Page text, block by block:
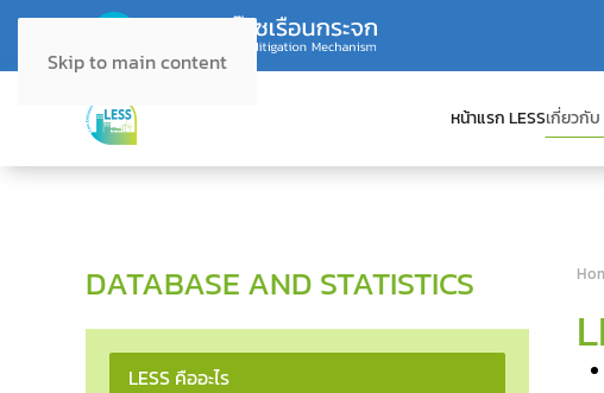
Skip to main content
หน้าแรก LESSเกี่ยวกับ
DATABASE AND STATISTICS
LESS คืออะไร